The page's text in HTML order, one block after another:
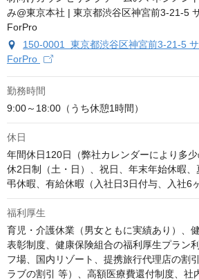
150-0001 東京都渋谷区神宮前3-21-5
ForPro
勤務時間
9:00～18:00（うち休憩1時間）
休日
年間休日120日（弊社カレンダーにより多
休2日制（土・日）、祝日、年末年始休暇
弔休暇、有給休暇（入社日3日付与、入社6
福利厚生
育児・介護休業（男女ともに実績あり）、
表彰制度、健康保険組合の福利厚生プラン
フ場、国内リゾート、提携旅行代理店の割
ラブの割引 等）、高額医療費還付制度、社